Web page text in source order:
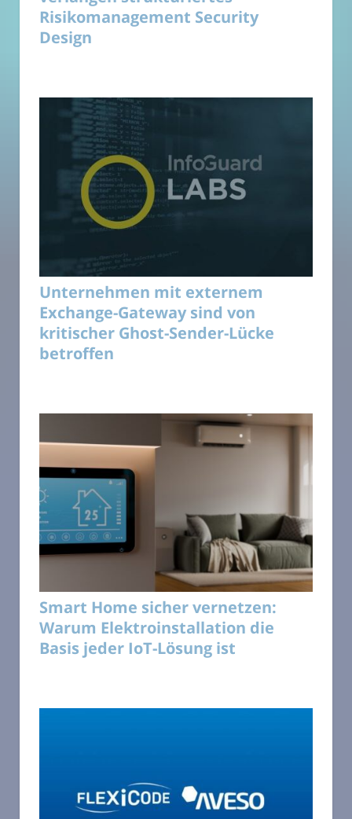
Risikomanagement Security
Design
Unternehmen mit externem
Exchange-Gateway sind von
kritischer Ghost-Sender-Lücke
betroffen
Smart Home sicher vernetzen:
Warum Elektroinstallation die
Basis jeder IoT-Lösung ist